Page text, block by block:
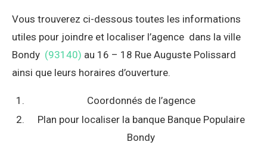
Vous trouverez ci-dessous toutes les informations
utiles pour joindre et localiser l’agence dans la ville
Bondy (93140) au 16 – 18 Rue Auguste Polissard
ainsi que leurs horaires d’ouverture.
Coordonnés de l’agence
Plan pour localiser la banque Banque Populaire
Bondy